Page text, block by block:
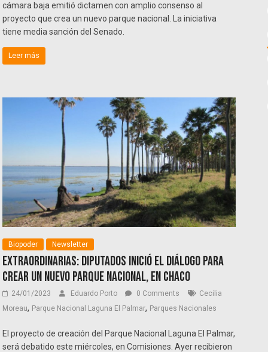
cámara baja emitió dictamen con amplio consenso al
proyecto que crea un nuevo parque nacional. La iniciativa
tiene media sanción del Senado.
Leer más
Biopoder Newsletter
Extraordinarias: Diputados inició el diálogo para
crear un nuevo parque nacional, en Chaco
24/01/2023 Eduardo Porto 0 Comments
Cecilia
Moreau, Parque Nacional Laguna El Palmar, Parques Nacionales
El proyecto de creación del Parque Nacional Laguna El Palmar,
será debatido este miércoles, en Comisiones. Ayer recibieron